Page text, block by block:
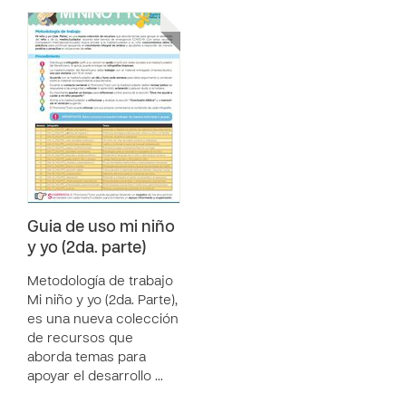
Guia de uso mi niño
y yo (2da. parte)
Metodología de trabajo
Mi niño y yo (2da. Parte),
es una nueva colección
de recursos que
aborda temas para
apoyar el desarrollo …